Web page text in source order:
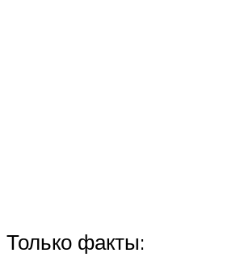
Только факты: